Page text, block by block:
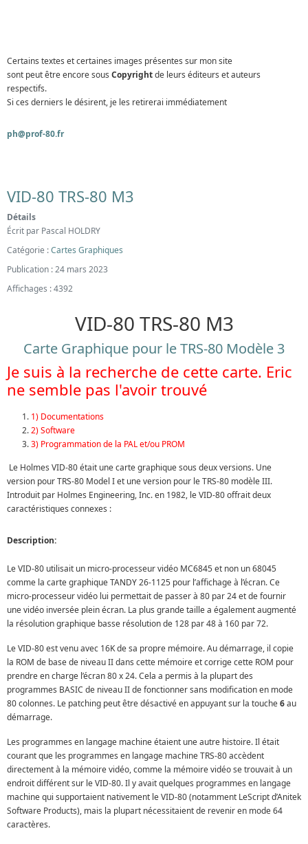
Certains textes et certaines images présentes sur mon site
sont peut être encore sous Copyrightde leurs éditeurs et auteurs
respectifs.
Si ces derniers le désirent, je les retirerai immédiatement
ph@prof-80.fr
VID-80 TRS-80 M3
Détails
Écrit par Pascal HOLDRY
Catégorie :Cartes Graphiques
Publication : 24 mars 2023
Affichages : 4392
VID-80 TRS-80 M3
Carte Graphique pour le TRS-80 Modèle 3
Je suis à la recherche de cette carte. Eric
ne semble pas l'avoir trouvé
1) Documentations
2) Software
3) Programmation de la PAL et/ou PROM
Le Holmes VID-80 était une carte graphique sous deux versions. Une
version pour TRS-80 Model I et une version pour le TRS-80 modèle III.
Introduit par Holmes Engineering, Inc. en 1982, le VID-80 offrait deux
caractéristiques connexes :
Description:
Le VID-80 utilisait un micro-processeur vidéo MC6845 et non un 68045
comme la carte graphique TANDY 26-1125 pour l’affichage à l’écran. Ce
micro-processeur vidéo lui permettait de passer à 80 par 24 et de fournir
une vidéo inversée plein écran. La plus grande taille a également augmenté
la résolution graphique basse résolution de 128 par 48 à 160 par 72.
Le VID-80 est venu avec 16K de sa propre mémoire. Au démarrage, il copie
la ROM de base de niveau II dans cette mémoire et corrige cette ROM pour
prendre en charge l’écran 80 x 24. Cela a permis à la plupart des
programmes BASIC de niveau II de fonctionner sans modification en mode
80 colonnes. Le patching peut être désactivé en appuyant sur la touche6au
démarrage.
Les programmes en langage machine étaient une autre histoire. Il était
courant que les programmes en langage machine TRS-80 accèdent
directement à la mémoire vidéo, comme la mémoire vidéo se trouvait à un
endroit différent sur le VID-80. Il y avait quelques programmes en langage
machine qui supportaient nativement le VID-80 (notamment LeScript d’Anitek
Software Products), mais la plupart nécessitaient de revenir en mode 64
caractères.